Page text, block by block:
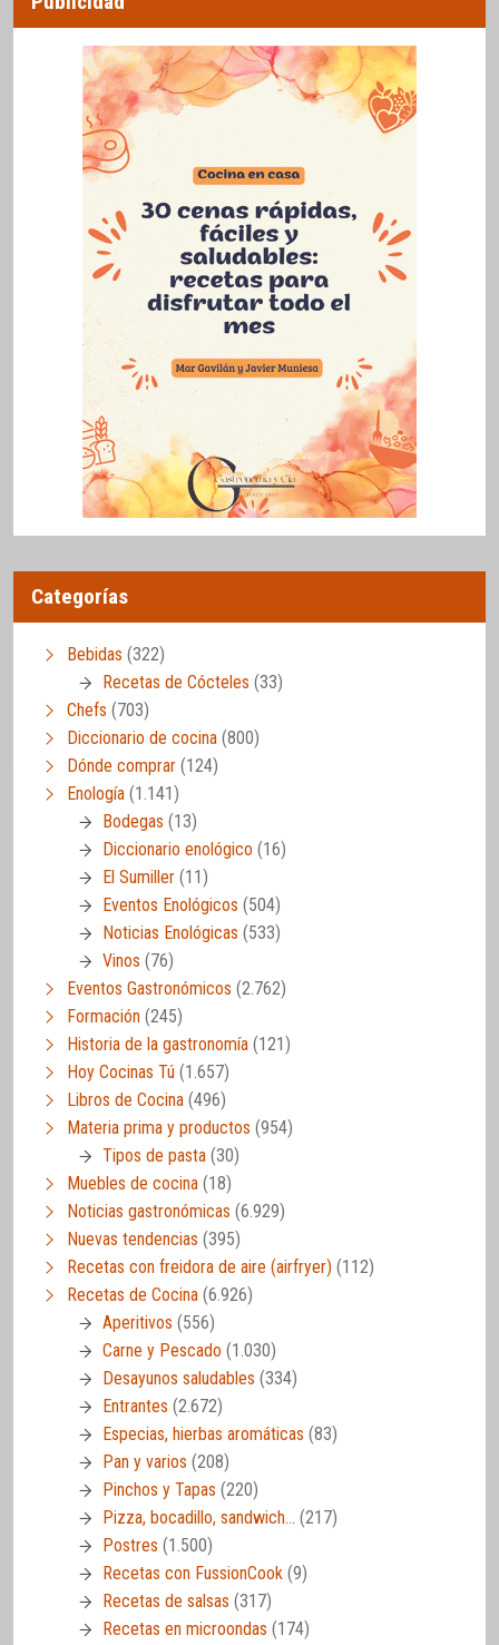
Categorías
Bebidas (322)
Recetas de Cócteles (33)
Chefs (703)
Diccionario de cocina (800)
Dónde comprar (124)
Enología (1.141)
Bodegas (13)
Diccionario enológico (16)
El Sumiller (11)
Eventos Enológicos (504)
Noticias Enológicas (533)
Vinos (76)
Eventos Gastronómicos (2.762)
Formación (245)
Historia de la gastronomía (121)
Hoy Cocinas Tú (1.657)
Libros de Cocina (496)
Materia prima y productos (954)
Tipos de pasta (30)
Muebles de cocina (18)
Noticias gastronómicas (6.929)
Nuevas tendencias (395)
Recetas con freidora de aire (airfryer) (112)
Recetas de Cocina (6.926)
Aperitivos (556)
Carne y Pescado (1.030)
Desayunos saludables (334)
Entrantes (2.672)
Especias, hierbas aromáticas (83)
Pan y varios (208)
Pinchos y Tapas (220)
Pizza, bocadillo, sandwich… (217)
Postres (1.500)
Recetas con FussionCook (9)
Recetas de salsas (317)
Recetas en microondas (174)